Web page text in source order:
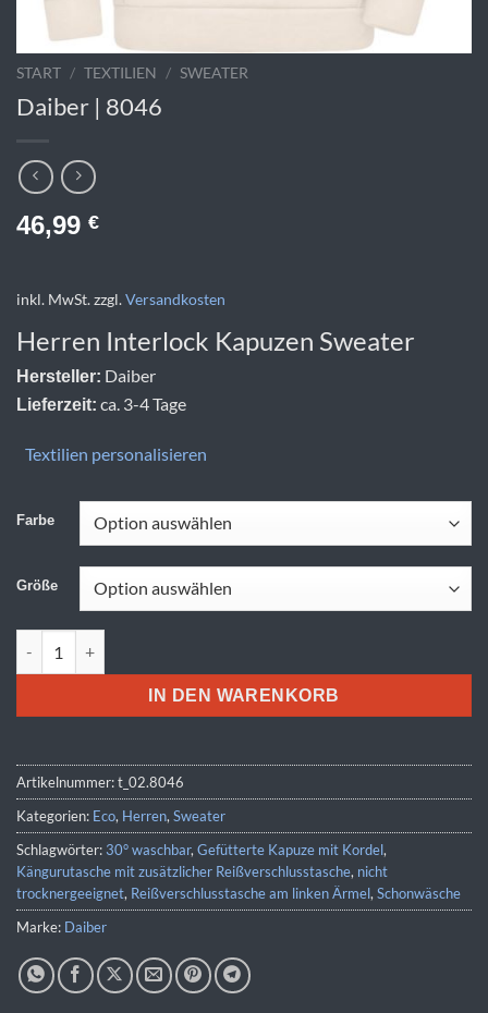
START / TEXTILIEN / SWEATER
Daiber | 8046
46,99 €
inkl. MwSt.zzgl.Versandkosten
Herren Interlock Kapuzen Sweater
Hersteller: Daiber
Lieferzeit: ca. 3-4 Tage
Textilien personalisieren
Farbe
Größe
IN DEN WARENKORB
Artikelnummer:t_02.8046
Kategorien: Eco, Herren,Sweater
Schlagwörter: 30° waschbar,Gefütterte Kapuze mit Kordel,
Kängurutasche mit zusätzlicher Reißverschlusstasche, nicht
trocknergeeignet, Reißverschlusstasche am linken Ärmel,Schonwäsche
Marke: Daiber